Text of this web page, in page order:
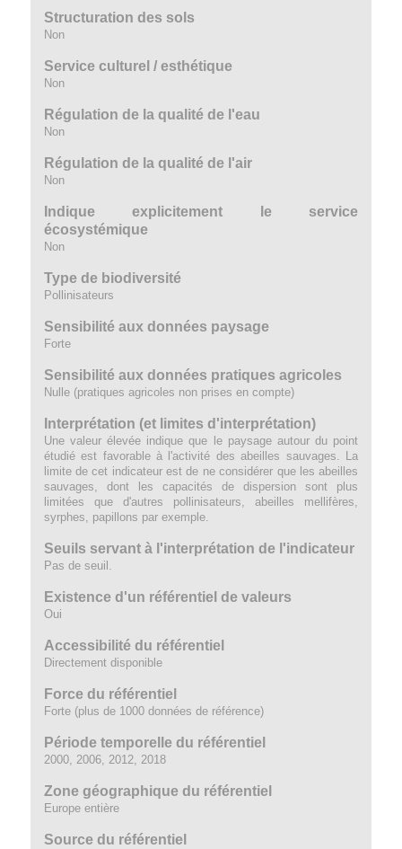
Structuration des sols
Non
Service culturel / esthétique
Non
Régulation de la qualité de l'eau
Non
Régulation de la qualité de l'air
Non
Indique explicitement le service
écosystémique
Non
Type de biodiversité
Pollinisateurs
Sensibilité aux données paysage
Forte
Sensibilité aux données pratiques agricoles
Nulle (pratiques agricoles non prises en compte)
Interprétation (et limites d'interprétation)
Une valeur élevée indique que le paysage autour du point
étudié est favorable à l'activité des abeilles sauvages. La
limite de cet indicateur est de ne considérer que les abeilles
sauvages, dont les capacités de dispersion sont plus
limitées que d'autres pollinisateurs, abeilles mellifères,
syrphes, papillons par exemple.
Seuils servant à l'interprétation de l'indicateur
Pas de seuil.
Existence d'un référentiel de valeurs
Oui
Accessibilité du référentiel
Directement disponible
Force du référentiel
Forte (plus de 1000 données de référence)
Période temporelle du référentiel
2000, 2006, 2012, 2018
Zone géographique du référentiel
Europe entière
Source du référentiel